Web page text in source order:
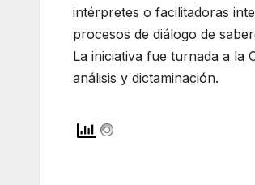
intérpretes o facilitadoras
procesos de diálogo de
La iniciativa fue turnada a la
análisis y dictaminación.